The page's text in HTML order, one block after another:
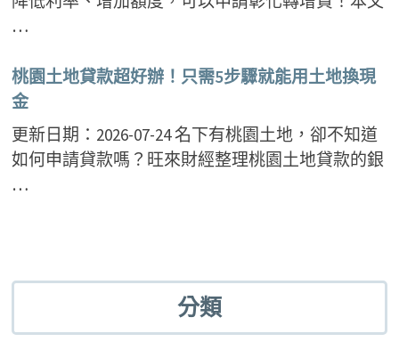
…
桃園土地貸款超好辦！只需5步驟就能用土地換現
金
更新日期：2026-07-24 名下有桃園土地，卻不知道
如何申請貸款嗎？旺來財經整理桃園土地貸款的銀
…
分類